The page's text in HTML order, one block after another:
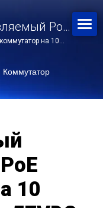
PoE
GbE
на 10
Коммутатор
10